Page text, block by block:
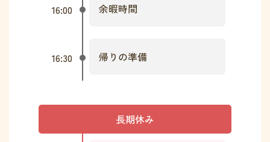
16:00 余暇時間
16:30 帰りの準備
長期休み